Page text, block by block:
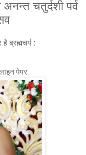
चतुर्दशी पर्व
ब्रह्मचर्य :
पेपर